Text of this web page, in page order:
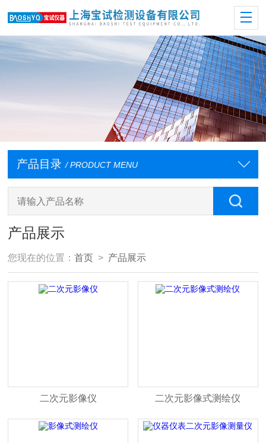
产品目录 / PRODUCT MENU
产品展示
您现在的位置：首页 > 产品展示
二次元影像仪 二次元影像式测绘仪